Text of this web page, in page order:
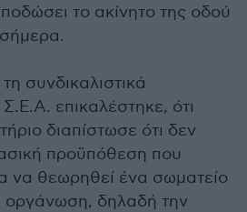
το ακίνητο της οδού
συνδικαλιστικά
επικαλέστηκε, ότι
διαπίστωσε ότι δεν
προϋπόθεση που
να θεωρηθεί ένα σωματείο
οργάνωση, δηλαδή την